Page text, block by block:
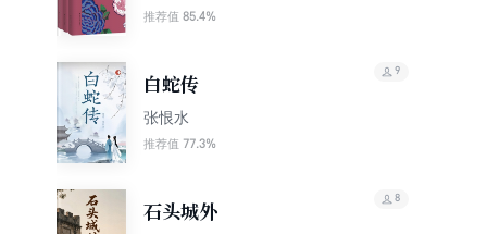
推荐值 85.4%
白蛇传
张恨水
推荐值 77.3%
9
石头城外
8